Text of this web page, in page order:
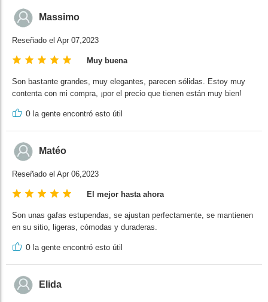
Massimo
Reseñado el Apr 07,2023
Muy buena
Son bastante grandes, muy elegantes, parecen sólidas. Estoy muy
contenta con mi compra, ¡por el precio que tienen están muy bien!
0 la gente encontró esto útil
Matéo
Reseñado el Apr 06,2023
El mejor hasta ahora
Son unas gafas estupendas, se ajustan perfectamente, se mantienen
en su sitio, ligeras, cómodas y duraderas.
0 la gente encontró esto útil
Elida